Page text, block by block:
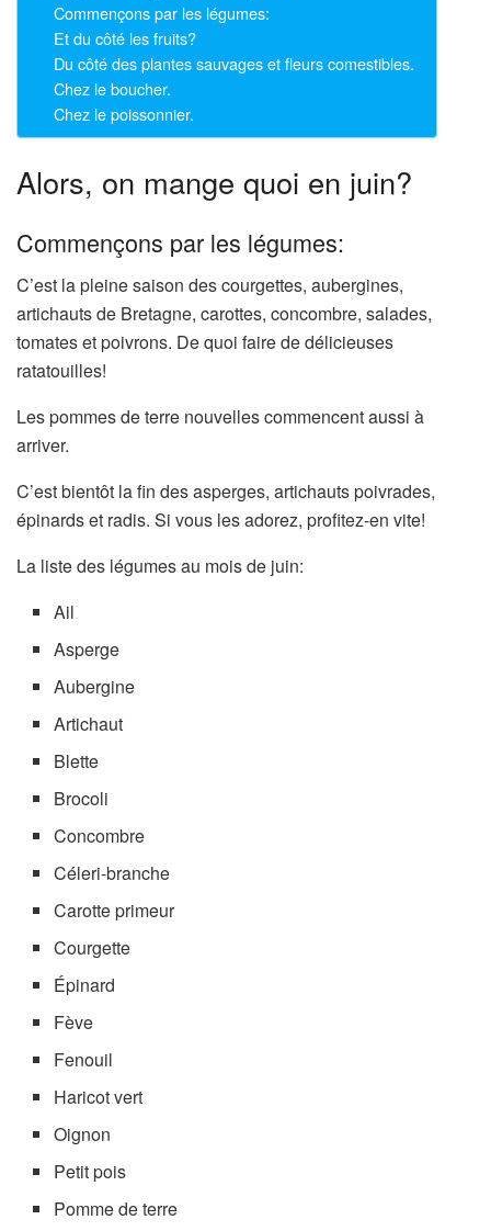
Commençons par les légumes:
Et du côté les fruits?
Du côté des plantes sauvages et fleurs comestibles.
Chez le boucher.
Chez le poissonnier.
Alors, on mange quoi en juin?
Commençons par les légumes:
C’est la pleine saison des courgettes, aubergines,
artichauts de Bretagne, carottes, concombre, salades,
tomates et poivrons. De quoi faire de délicieuses
ratatouilles!
Les pommes de terre nouvelles commencent aussi à
arriver.
C’est bientôt la fin des asperges, artichauts poivrades,
épinards et radis. Si vous les adorez, profitez-en vite!
La liste des légumes au mois de juin:
Ail
Asperge
Aubergine
Artichaut
Blette
Brocoli
Concombre
Céleri-branche
Carotte primeur
Courgette
Épinard
Fève
Fenouil
Haricot vert
Oignon
Petit pois
Pomme de terre